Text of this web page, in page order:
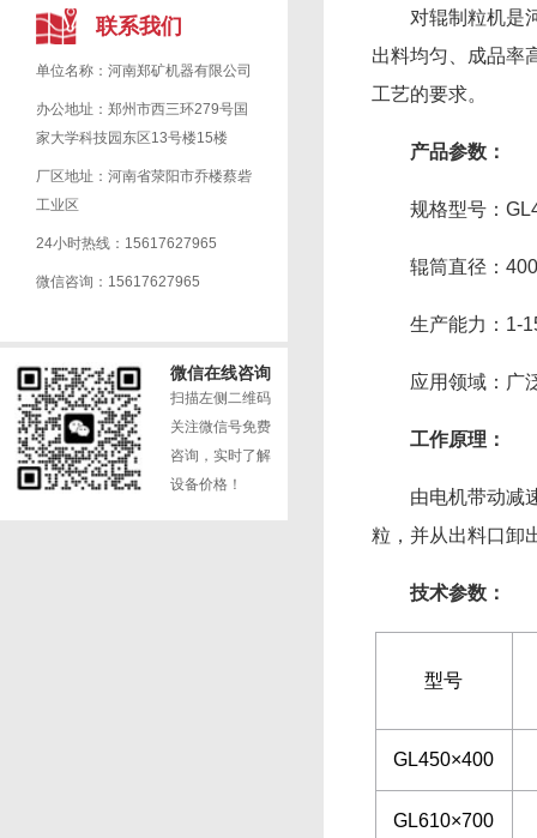
联系我们
单位名称：河南郑矿机器有限公司
办公地址：郑州市西三环279号国
家大学科技园东区13号楼15楼
厂区地址：河南省荥阳市乔楼蔡砦
工业区
24小时热线：15617627965
微信咨询：15617627965
微信在线咨询
扫描左侧二维码
关注微信号免费
咨询，实时了解
设备价格！
对辊制粒机是河
出料均匀、成品率
工艺的要求。
产品参数：
规格型号：
辊筒直径：
生产能力：1-
应用领域：广泛
工作原理：
由电机带动减速
粒，并从出料口卸
技术参数：
型号
GL450×400
GL610×700